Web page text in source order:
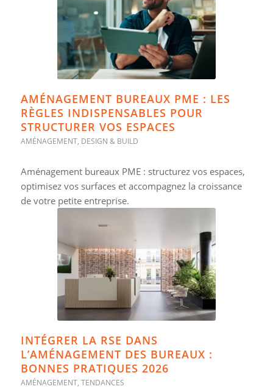
AMÉNAGEMENT BUREAUX PME : LES
RÈGLES INDISPENSABLES POUR
STRUCTURER VOS ESPACES
AMÉNAGEMENT, DESIGN & BUILD
Aménagement bureaux PME : structurez vos espaces,
optimisez vos surfaces et accompagnez la croissance
de votre petite entreprise.
INTÉGRER LA RSE DANS
L’AMÉNAGEMENT DES BUREAUX :
BONNES PRATIQUES 2026
AMÉNAGEMENT, TENDANCES